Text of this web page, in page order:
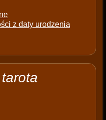
z daty urodzenia